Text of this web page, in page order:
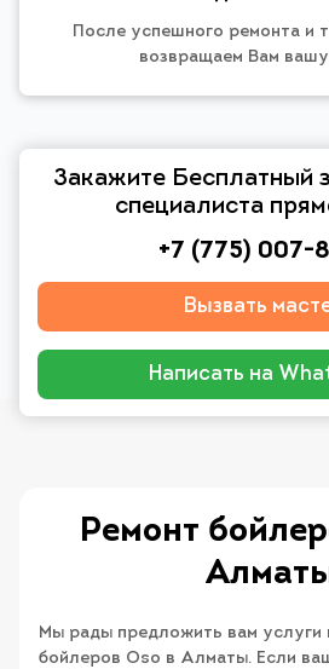
После успешного ремонта и
возвращаем Вам
Закажите Бесплатный
специалиста
+7 (775) 007-
Вызвать
Написать на
Ремонт
Мы рады предложить вам услуги
бойлеров Oso в Алматы. Если